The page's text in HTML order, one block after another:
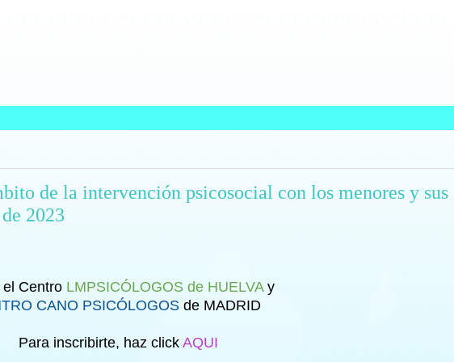
de la intervención psicosocial con los menores y sus
2023
el Centro LMPSICÓLOGOS de HUELVAy
CANO PSICÓLOGOS de MADRID
Para inscribirte, haz click AQUI